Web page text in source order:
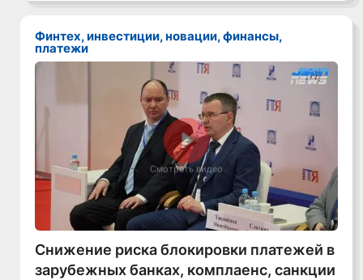
среде»
Финтех, инвестиции, новации, финансы,
платежи
Смотреть видео
Снижение риска блокировки платежей в
зарубежных банках, комплаенс, санкции